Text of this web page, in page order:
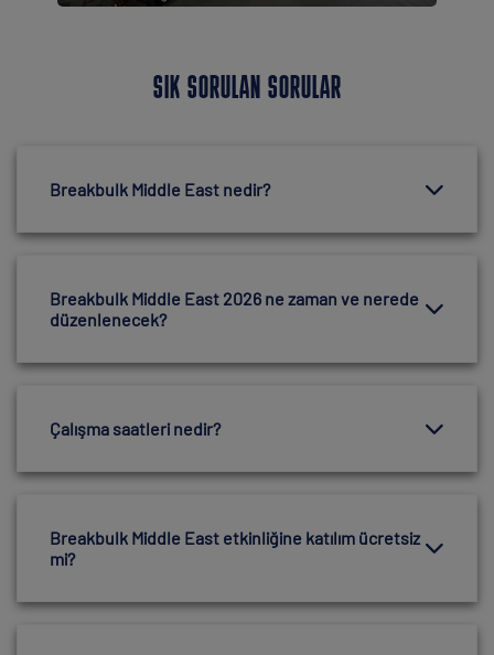
SIK SORULAN SORULAR
Breakbulk Middle East nedir?
Breakbulk Middle East 2026 ne zaman ve nerede
düzenlenecek?
Çalışma saatleri nedir?
Breakbulk Middle East etkinliğine katılım ücretsiz
mi?